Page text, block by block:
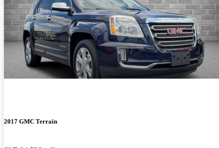
2017 GMC Terrain